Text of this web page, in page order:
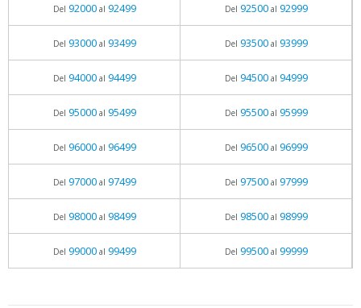
Del 92000al 92499 Del 92500al 92999
Del 93000al 93499 Del 93500al 93999
Del 94000al 94499 Del 94500al 94999
Del 95000al 95499 Del 95500al 95999
Del 96000al 96499 Del 96500al 96999
Del 97000al 97499 Del 97500al 97999
Del 98000al 98499 Del 98500al 98999
Del 99000al 99499 Del 99500al 99999